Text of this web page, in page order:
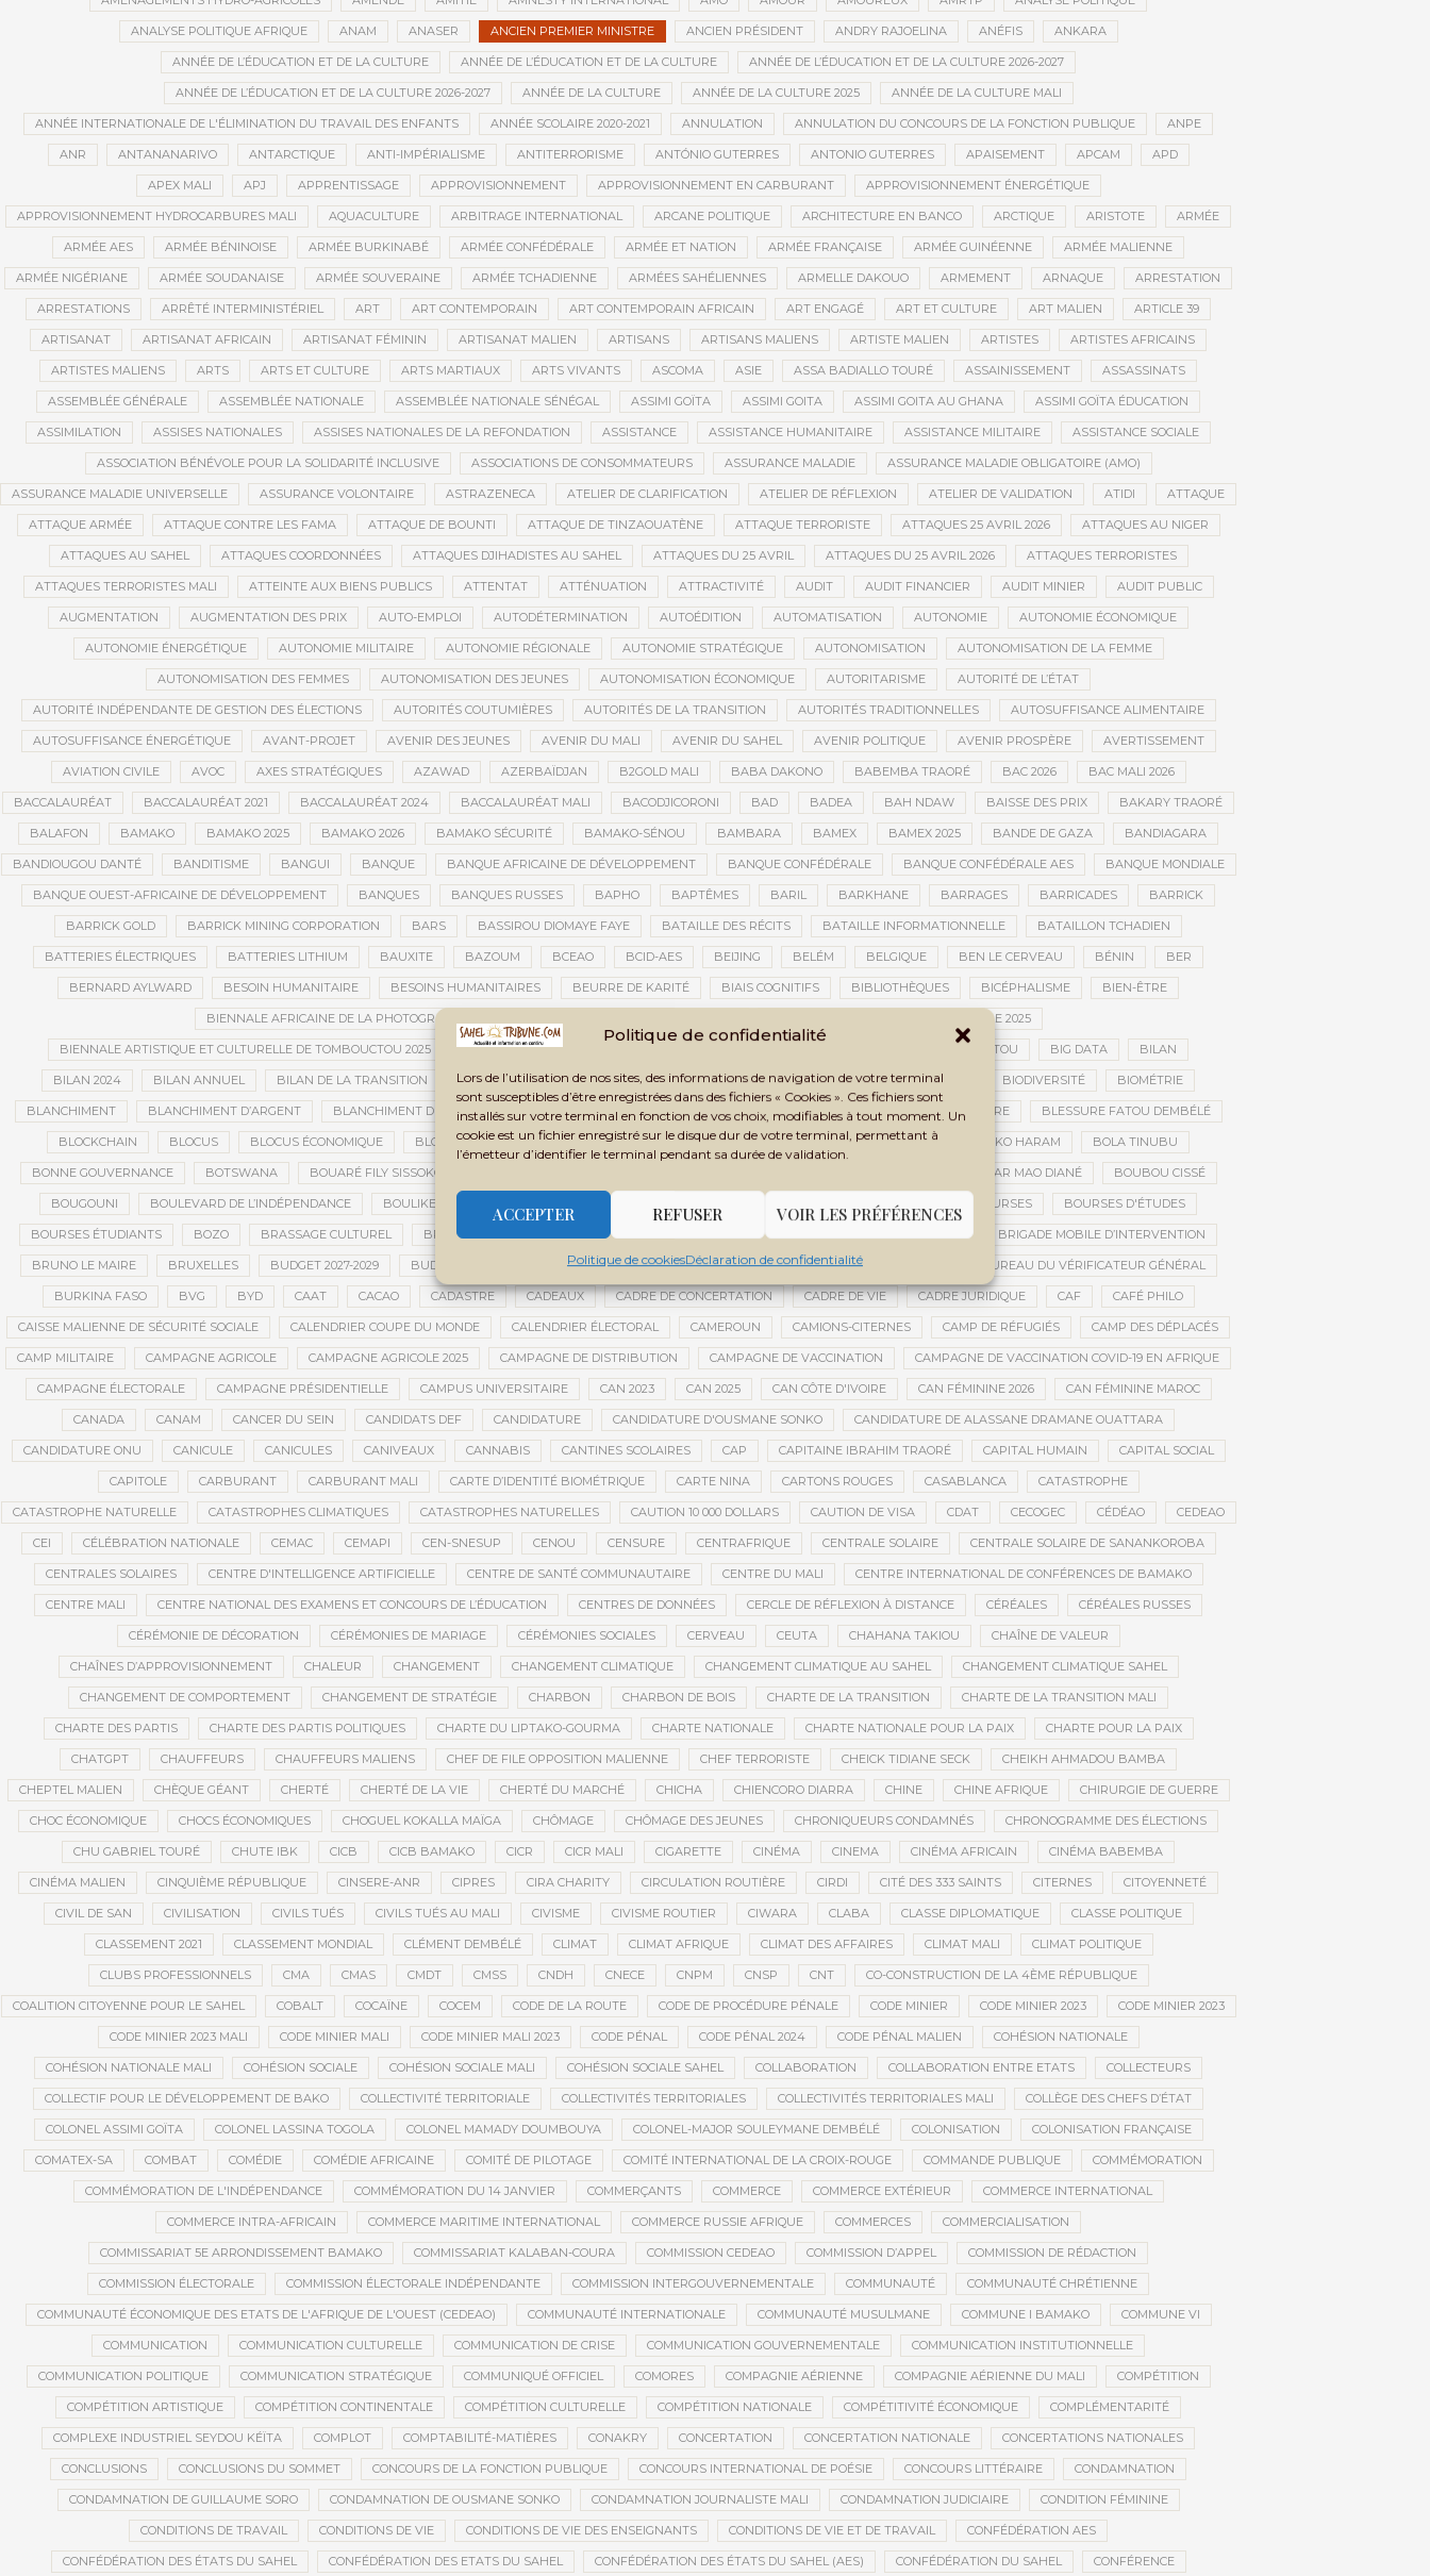
Politique de confidentialité
Lors de l’utilisation de nos sites, des informations de navigation de votre terminal
sont susceptibles d’être enregistrées dans des fichiers « Cookies ». Ces fichiers sont
installés sur votre terminal en fonction de vos choix, modifiables à tout moment. Un
cookie est un fichier enregistré sur le disque dur de votre terminal, permettant à
l’émetteur d’identifier le terminal pendant sa durée de validation.
ACCEPTER REFUSER VOIR LES PRÉFÉRENCES
Politique de cookiesDéclaration de confidentialité
ANALYSE POLITIQUE AFRIQUE ANAM ANASER ANCIEN PREMIER MINISTRE ANCIEN PRÉSIDENT ANDRY RAJOELINA ANÉFIS ANKARA
ANNÉE DE L’ÉDUCATION ET DE LA CULTURE ANNÉE DE L’ÉDUCATION ET DE LA CULTURE ANNÉE DE L’ÉDUCATION ET DE LA CULTURE 2026-2027
ANNÉE DE L’ÉDUCATION ET DE LA CULTURE 2026-2027 ANNÉE DE LA CULTURE ANNÉE DE LA CULTURE 2025 ANNÉE DE LA CULTURE MALI
ANNÉE INTERNATIONALE DE L'ÉLIMINATION DU TRAVAIL DES ENFANTS ANNÉE SCOLAIRE 2020-2021 ANNULATION ANNULATION DU CONCOURS DE LA FONCTION PUBLIQUE ANPE
ANR ANTANANARIVO ANTARCTIQUE ANTI-IMPÉRIALISME ANTITERRORISME ANTÓNIO GUTERRES ANTONIO GUTERRES APAISEMENT APCAM APD
APEX MALI APJ APPRENTISSAGE APPROVISIONNEMENT APPROVISIONNEMENT EN CARBURANT APPROVISIONNEMENT ÉNERGÉTIQUE
APPROVISIONNEMENT HYDROCARBURES MALI AQUACULTURE ARBITRAGE INTERNATIONAL ARCANE POLITIQUE ARCHITECTURE EN BANCO ARCTIQUE ARISTOTE ARMÉE
ARMÉE AES ARMÉE BÉNINOISE ARMÉE BURKINABÉ ARMÉE CONFÉDÉRALE ARMÉE ET NATION ARMÉE FRANÇAISE ARMÉE GUINÉENNE ARMÉE MALIENNE
ARMÉE NIGÉRIANE ARMÉE SOUDANAISE ARMÉE SOUVERAINE ARMÉE TCHADIENNE ARMÉES SAHÉLIENNES ARMELLE DAKOUO ARMEMENT ARNAQUE ARRESTATION
ARRESTATIONS ARRÊTÉ INTERMINISTÉRIEL ART ART CONTEMPORAIN ART CONTEMPORAIN AFRICAIN ART ENGAGÉ ART ET CULTURE ART MALIEN ARTICLE 39
ARTISANAT ARTISANAT AFRICAIN ARTISANAT FÉMININ ARTISANAT MALIEN ARTISANS ARTISANS MALIENS ARTISTE MALIEN ARTISTES ARTISTES AFRICAINS
ARTISTES MALIENS ARTS ARTS ET CULTURE ARTS MARTIAUX ARTS VIVANTS ASCOMA ASIE ASSA BADIALLO TOURÉ ASSAINISSEMENT ASSASSINATS
ASSEMBLÉE GÉNÉRALE ASSEMBLÉE NATIONALE ASSEMBLÉE NATIONALE SÉNÉGAL ASSIMI GOÏTA ASSIMI GOITA ASSIMI GOITA AU GHANA ASSIMI GOÏTA ÉDUCATION
ASSIMILATION ASSISES NATIONALES ASSISES NATIONALES DE LA REFONDATION ASSISTANCE ASSISTANCE HUMANITAIRE ASSISTANCE MILITAIRE ASSISTANCE SOCIALE
ASSOCIATION BÉNÉVOLE POUR LA SOLIDARITÉ INCLUSIVE ASSOCIATIONS DE CONSOMMATEURS ASSURANCE MALADIE ASSURANCE MALADIE OBLIGATOIRE (AMO)
ASSURANCE MALADIE UNIVERSELLE ASSURANCE VOLONTAIRE ASTRAZENECA ATELIER DE CLARIFICATION ATELIER DE RÉFLEXION ATELIER DE VALIDATION ATIDI ATTAQUE
ATTAQUE ARMÉE ATTAQUE CONTRE LES FAMA ATTAQUE DE BOUNTI ATTAQUE DE TINZAOUATÈNE ATTAQUE TERRORISTE ATTAQUES 25 AVRIL 2026 ATTAQUES AU NIGER
ATTAQUES AU SAHEL ATTAQUES COORDONNÉES ATTAQUES DJIHADISTES AU SAHEL ATTAQUES DU 25 AVRIL ATTAQUES DU 25 AVRIL 2026 ATTAQUES TERRORISTES
ATTAQUES TERRORISTES MALI ATTEINTE AUX BIENS PUBLICS ATTENTAT ATTÉNUATION ATTRACTIVITÉ AUDIT AUDIT FINANCIER AUDIT MINIER AUDIT PUBLIC
AUGMENTATION AUGMENTATION DES PRIX AUTO-EMPLOI AUTODÉTERMINATION AUTOÉDITION AUTOMATISATION AUTONOMIE AUTONOMIE ÉCONOMIQUE
AUTONOMIE ÉNERGÉTIQUE AUTONOMIE MILITAIRE AUTONOMIE RÉGIONALE AUTONOMIE STRATÉGIQUE AUTONOMISATION AUTONOMISATION DE LA FEMME
AUTONOMISATION DES FEMMES AUTONOMISATION DES JEUNES AUTONOMISATION ÉCONOMIQUE AUTORITARISME AUTORITÉ DE L’ÉTAT
AUTORITÉ INDÉPENDANTE DE GESTION DES ÉLECTIONS AUTORITÉS COUTUMIÈRES AUTORITÉS DE LA TRANSITION AUTORITÉS TRADITIONNELLES AUTOSUFFISANCE ALIMENTAIRE
AUTOSUFFISANCE ÉNERGÉTIQUE AVANT-PROJET AVENIR DES JEUNES AVENIR DU MALI AVENIR DU SAHEL AVENIR POLITIQUE AVENIR PROSPÈRE AVERTISSEMENT
AVIATION CIVILE AVOC AXES STRATÉGIQUES AZAWAD AZERBAÏDJAN B2GOLD MALI BABA DAKONO BABEMBA TRAORÉ BAC 2026 BAC MALI 2026
BACCALAURÉAT BACCALAURÉAT 2021 BACCALAURÉAT 2024 BACCALAURÉAT MALI BACODJICORONI BAD BADEA BAH NDAW BAISSE DES PRIX BAKARY TRAORÉ
BALAFON BAMAKO BAMAKO 2025 BAMAKO 2026 BAMAKO SÉCURITÉ BAMAKO-SÉNOU BAMBARA BAMEX BAMEX 2025 BANDE DE GAZA BANDIAGARA
BANDIOUGOU DANTÉ BANDITISME BANGUI BANQUE BANQUE AFRICAINE DE DÉVELOPPEMENT BANQUE CONFÉDÉRALE BANQUE CONFÉDÉRALE AES BANQUE MONDIALE
BANQUE OUEST-AFRICAINE DE DÉVELOPPEMENT BANQUES BANQUES RUSSES BAPHO BAPTÊMES BARIL BARKHANE BARRAGES BARRICADES BARRICK
BARRICK GOLD BARRICK MINING CORPORATION BARS BASSIROU DIOMAYE FAYE BATAILLE DES RÉCITS BATAILLE INFORMATIONNELLE BATAILLON TCHADIEN
BATTERIES ÉLECTRIQUES BATTERIES LITHIUM BAUXITE BAZOUM BCEAO BCID-AES BEIJING BELÉM BELGIQUE BEN LE CERVEAU BÉNIN BER
BERNARD AYLWARD BESOIN HUMANITAIRE BESOINS HUMANITAIRES BEURRE DE KARITÉ BIAIS COGNITIFS BIBLIOTHÈQUES BICÉPHALISME BIEN-ÊTRE
BIENNALE AFRICAINE DE LA PHOTOGRAPHIE BIENNALE ARTISTIQUE ET CULTURELLE 2025
BIENNALE ARTISTIQUE ET CULTURELLE DE TOMBOUCTOU 2025 BIENNALE ARTISTIQUE ET CULTURELLE TOMBOUCTOU 2025 BIENNALE DE TOMBOUCTOU BIG DATA BILAN
BILAN 2024 BILAN ANNUEL BILAN DE LA TRANSITION BILAN DES ACTIVITÉS BILAN ET PERSPECTIVES BILAN HUMAIN BINTOU BIODIVERSITÉ BIOMÉTRIE
BLANCHIMENT BLANCHIMENT D’ARGENT BLANCHIMENT DE CAPITAUX BLASPHÈME BLÉ BLÉ RUSSE BLESSÉS BLESSÉS DE GUERRE BLESSURE FATOU DEMBÉLÉ
BLOCKCHAIN BLOCUS BLOCUS ÉCONOMIQUE BLOGING BNDA BOAD BOBO-DIOULASSO BOGOLAN BOKAR BIRO BOKO HARAM BOLA TINUBU
BONNE GOUVERNANCE BOTSWANA BOUARÉ FILY SISSOKO BOUBACAR MAO DIANÉ BOUBOU CISSÉ
BOUGOUNI BOULEVARD DE L’INDÉPENDANCE BOULIKESSI BOURÉMA KANSAYE BOURSES BOURSES D'ÉTUDES
BOURSES ÉTUDIANTS BOZO BRASSAGE CULTUREL BRÉMA ELY DICKO BRICE OLIGUI NGUEMA BRIGADE MOBILE D’INTERVENTION
BRUNO LE MAIRE BRUXELLES BUDGET 2027-2029 BUDGET AGRICOLE BUDGET DE LA PRÉSIDENCE BUDGET NATIONAL BUREAU DU VÉRIFICATEUR GÉNÉRAL
BURKINA FASO BVG BYD CAAT CACAO CADASTRE CADEAUX CADRE DE CONCERTATION CADRE DE VIE CADRE JURIDIQUE CAF CAFÉ PHILO
CAISSE MALIENNE DE SÉCURITÉ SOCIALE CALENDRIER COUPE DU MONDE CALENDRIER ÉLECTORAL CAMEROUN CAMIONS-CITERNES CAMP DE RÉFUGIÉS CAMP DES DÉPLACÉS
CAMP MILITAIRE CAMPAGNE AGRICOLE CAMPAGNE AGRICOLE 2025 CAMPAGNE DE DISTRIBUTION CAMPAGNE DE VACCINATION CAMPAGNE DE VACCINATION COVID-19 EN AFRIQUE
CAMPAGNE ÉLECTORALE CAMPAGNE PRÉSIDENTIELLE CAMPUS UNIVERSITAIRE CAN 2023 CAN 2025 CAN CÔTE D'IVOIRE CAN FÉMININE 2026 CAN FÉMININE MAROC
CANADA CANAM CANCER DU SEIN CANDIDATS DEF CANDIDATURE CANDIDATURE D'OUSMANE SONKO CANDIDATURE DE ALASSANE DRAMANE OUATTARA
CANDIDATURE ONU CANICULE CANICULES CANIVEAUX CANNABIS CANTINES SCOLAIRES CAP CAPITAINE IBRAHIM TRAORÉ CAPITAL HUMAIN CAPITAL SOCIAL
CAPITOLE CARBURANT CARBURANT MALI CARTE D’IDENTITÉ BIOMÉTRIQUE CARTE NINA CARTONS ROUGES CASABLANCA CATASTROPHE
CATASTROPHE NATURELLE CATASTROPHES CLIMATIQUES CATASTROPHES NATURELLES CAUTION 10 000 DOLLARS CAUTION DE VISA CDAT CECOGEC CÉDÉAO CEDEAO
CEI CÉLÉBRATION NATIONALE CEMAC CEMAPI CEN-SNESUP CENOU CENSURE CENTRAFRIQUE CENTRALE SOLAIRE CENTRALE SOLAIRE DE SANANKOROBA
CENTRALES SOLAIRES CENTRE D'INTELLIGENCE ARTIFICIELLE CENTRE DE SANTÉ COMMUNAUTAIRE CENTRE DU MALI CENTRE INTERNATIONAL DE CONFÉRENCES DE BAMAKO
CENTRE MALI CENTRE NATIONAL DES EXAMENS ET CONCOURS DE L’ÉDUCATION CENTRES DE DONNÉES CERCLE DE RÉFLEXION À DISTANCE CÉRÉALES CÉRÉALES RUSSES
CÉRÉMONIE DE DÉCORATION CÉRÉMONIES DE MARIAGE CÉRÉMONIES SOCIALES CERVEAU CEUTA CHAHANA TAKIOU CHAÎNE DE VALEUR
CHAÎNES D’APPROVISIONNEMENT CHALEUR CHANGEMENT CHANGEMENT CLIMATIQUE CHANGEMENT CLIMATIQUE AU SAHEL CHANGEMENT CLIMATIQUE SAHEL
CHANGEMENT DE COMPORTEMENT CHANGEMENT DE STRATÉGIE CHARBON CHARBON DE BOIS CHARTE DE LA TRANSITION CHARTE DE LA TRANSITION MALI
CHARTE DES PARTIS CHARTE DES PARTIS POLITIQUES CHARTE DU LIPTAKO-GOURMA CHARTE NATIONALE CHARTE NATIONALE POUR LA PAIX CHARTE POUR LA PAIX
CHATGPT CHAUFFEURS CHAUFFEURS MALIENS CHEF DE FILE OPPOSITION MALIENNE CHEF TERRORISTE CHEICK TIDIANE SECK CHEIKH AHMADOU BAMBA
CHEPTEL MALIEN CHÈQUE GÉANT CHERTÉ CHERTÉ DE LA VIE CHERTÉ DU MARCHÉ CHICHA CHIENCORO DIARRA CHINE CHINE AFRIQUE CHIRURGIE DE GUERRE
CHOC ÉCONOMIQUE CHOCS ÉCONOMIQUES CHOGUEL KOKALLA MAÏGA CHÔMAGE CHÔMAGE DES JEUNES CHRONIQUEURS CONDAMNÉS CHRONOGRAMME DES ÉLECTIONS
CHU GABRIEL TOURÉ CHUTE IBK CICB CICB BAMAKO CICR CICR MALI CIGARETTE CINÉMA CINEMA CINÉMA AFRICAIN CINÉMA BABEMBA
CINÉMA MALIEN CINQUIÈME RÉPUBLIQUE CINSERE-ANR CIPRES CIRA CHARITY CIRCULATION ROUTIÈRE CIRDI CITÉ DES 333 SAINTS CITERNES CITOYENNETÉ
CIVIL DE SAN CIVILISATION CIVILS TUÉS CIVILS TUÉS AU MALI CIVISME CIVISME ROUTIER CIWARA CLABA CLASSE DIPLOMATIQUE CLASSE POLITIQUE
CLASSEMENT 2021 CLASSEMENT MONDIAL CLÉMENT DEMBÉLÉ CLIMAT CLIMAT AFRIQUE CLIMAT DES AFFAIRES CLIMAT MALI CLIMAT POLITIQUE
CLUBS PROFESSIONNELS CMA CMAS CMDT CMSS CNDH CNECE CNPM CNSP CNT CO-CONSTRUCTION DE LA 4ÈME RÉPUBLIQUE
COALITION CITOYENNE POUR LE SAHEL COBALT COCAÏNE COCEM CODE DE LA ROUTE CODE DE PROCÉDURE PÉNALE CODE MINIER CODE MINIER 2023 CODE MINIER 2023
CODE MINIER 2023 MALI CODE MINIER MALI CODE MINIER MALI 2023 CODE PÉNAL CODE PÉNAL 2024 CODE PÉNAL MALIEN COHÉSION NATIONALE
COHÉSION NATIONALE MALI COHÉSION SOCIALE COHÉSION SOCIALE MALI COHÉSION SOCIALE SAHEL COLLABORATION COLLABORATION ENTRE ETATS COLLECTEURS
COLLECTIF POUR LE DÉVELOPPEMENT DE BAKO COLLECTIVITÉ TERRITORIALE COLLECTIVITÉS TERRITORIALES COLLECTIVITÉS TERRITORIALES MALI COLLÈGE DES CHEFS D’ÉTAT
COLONEL ASSIMI GOÏTA COLONEL LASSINA TOGOLA COLONEL MAMADY DOUMBOUYA COLONEL-MAJOR SOULEYMANE DEMBÉLÉ COLONISATION COLONISATION FRANÇAISE
COMATEX-SA COMBAT COMÉDIE COMÉDIE AFRICAINE COMITÉ DE PILOTAGE COMITÉ INTERNATIONAL DE LA CROIX-ROUGE COMMANDE PUBLIQUE COMMÉMORATION
COMMÉMORATION DE L'INDÉPENDANCE COMMÉMORATION DU 14 JANVIER COMMERÇANTS COMMERCE COMMERCE EXTÉRIEUR COMMERCE INTERNATIONAL
COMMERCE INTRA-AFRICAIN COMMERCE MARITIME INTERNATIONAL COMMERCE RUSSIE AFRIQUE COMMERCES COMMERCIALISATION
COMMISSARIAT 5E ARRONDISSEMENT BAMAKO COMMISSARIAT KALABAN-COURA COMMISSION CEDEAO COMMISSION D’APPEL COMMISSION DE RÉDACTION
COMMISSION ÉLECTORALE COMMISSION ÉLECTORALE INDÉPENDANTE COMMISSION INTERGOUVERNEMENTALE COMMUNAUTÉ COMMUNAUTÉ CHRÉTIENNE
COMMUNAUTÉ ÉCONOMIQUE DES ETATS DE L'AFRIQUE DE L'OUEST (CEDEAO) COMMUNAUTÉ INTERNATIONALE COMMUNAUTÉ MUSULMANE COMMUNE I BAMAKO COMMUNE VI
COMMUNICATION COMMUNICATION CULTURELLE COMMUNICATION DE CRISE COMMUNICATION GOUVERNEMENTALE COMMUNICATION INSTITUTIONNELLE
COMMUNICATION POLITIQUE COMMUNICATION STRATÉGIQUE COMMUNIQUÉ OFFICIEL COMORES COMPAGNIE AÉRIENNE COMPAGNIE AÉRIENNE DU MALI COMPÉTITION
COMPÉTITION ARTISTIQUE COMPÉTITION CONTINENTALE COMPÉTITION CULTURELLE COMPÉTITION NATIONALE COMPÉTITIVITÉ ÉCONOMIQUE COMPLÉMENTARITÉ
COMPLEXE INDUSTRIEL SEYDOU KÉÏTA COMPLOT COMPTABILITÉ-MATIÈRES CONAKRY CONCERTATION CONCERTATION NATIONALE CONCERTATIONS NATIONALES
CONCLUSIONS CONCLUSIONS DU SOMMET CONCOURS DE LA FONCTION PUBLIQUE CONCOURS INTERNATIONAL DE POÉSIE CONCOURS LITTÉRAIRE CONDAMNATION
CONDAMNATION DE GUILLAUME SORO CONDAMNATION DE OUSMANE SONKO CONDAMNATION JOURNALISTE MALI CONDAMNATION JUDICIAIRE CONDITION FÉMININE
CONDITIONS DE TRAVAIL CONDITIONS DE VIE CONDITIONS DE VIE DES ENSEIGNANTS CONDITIONS DE VIE ET DE TRAVAIL CONFÉDÉRATION AES
CONFÉDÉRATION DES ÉTATS DU SAHEL CONFÉDÉRATION DES ETATS DU SAHEL CONFÉDÉRATION DES ÉTATS DU SAHEL (AES) CONFÉDÉRATION DU SAHEL CONFÉRENCE